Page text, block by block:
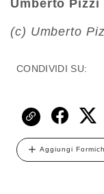
Umberto
(c) Umberto
CONDIVIDI SU:
Aggiungi